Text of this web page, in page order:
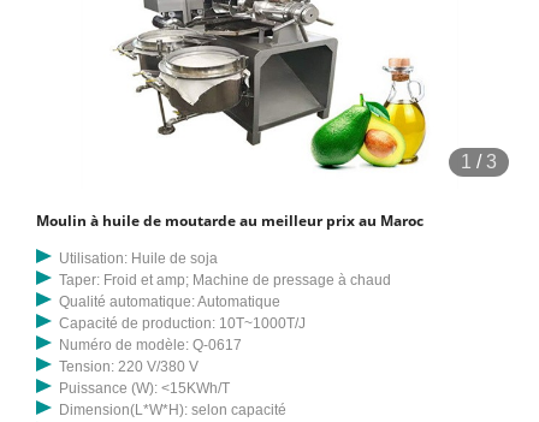
1 /3
Moulin à huile de moutarde au meilleur prix au Maroc
Utilisation: Huile de soja
Taper: Froid et amp; Machine de pressage à chaud
Qualité automatique: Automatique
Capacité de production: 10T~1000T/J
Numéro de modèle: Q-0617
Tension: 220 V/380 V
Puissance (W): <15KWh/T
Dimension(L*W*H): selon capacité